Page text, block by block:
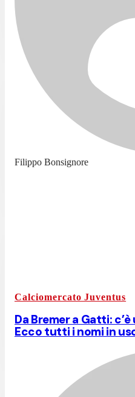
Filippo Bonsignore
Calciomercato Juventus
Da Bremer a Gatti:
Ecco tutti i nomi in